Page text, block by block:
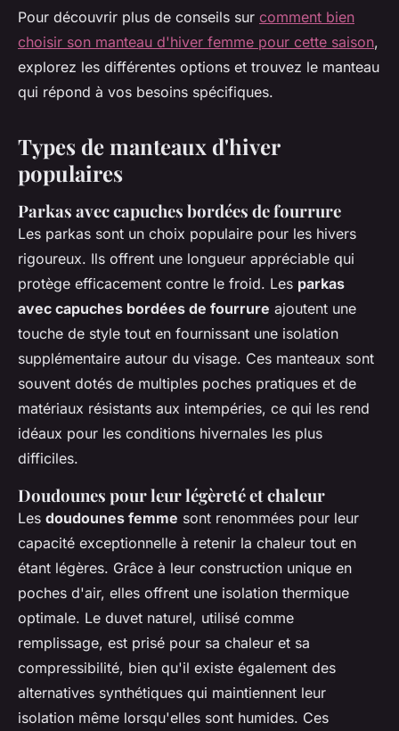
Pour découvrir plus de conseils sur comment bien
choisir son manteau d'hiver femme pour cette saison,
explorez les différentes options et trouvez le manteau
qui répond à vos besoins spécifiques.
Types de manteaux d'hiver
populaires
Parkas avec capuches bordées de fourrure
Les parkas sont un choix populaire pour les hivers
rigoureux. Ils offrent une longueur appréciable qui
protège efficacement contre le froid. Les parkas
avec capuches bordées de fourrure ajoutent une
touche de style tout en fournissant une isolation
supplémentaire autour du visage. Ces manteaux sont
souvent dotés de multiples poches pratiques et de
matériaux résistants aux intempéries, ce qui les rend
idéaux pour les conditions hivernales les plus
difficiles.
Doudounes pour leur légèreté et chaleur
Les doudounes femme sont renommées pour leur
capacité exceptionnelle à retenir la chaleur tout en
étant légères. Grâce à leur construction unique en
poches d'air, elles offrent une isolation thermique
optimale. Le duvet naturel, utilisé comme
remplissage, est prisé pour sa chaleur et sa
compressibilité, bien qu'il existe également des
alternatives synthétiques qui maintiennent leur
isolation même lorsqu'elles sont humides. Ces